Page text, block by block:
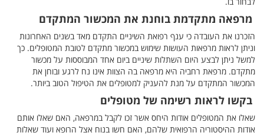
לבחור בו.
מרפאה מתקדמת בוחנת את המכשור המתקדם
הזכרנו את העובדה כי ענף רפואת השיניים התקדם מאד בשנים האחרונות
וניתן לראות מרפאות העושות שימוש במכשור מתקדם לטובת המטופלים. כך
למשל ניתן לבצע היום השתלות שיניים ביום אחד המבוססות על מכשור
מתקדם. מרפאת רחביה היא מרפאה בה הצוות אינו נח לרגע ובוחן את
המכשור המתקדם על מנת להעניק למטופלים את הטיפול הטוב ביותר.
בקשו לראות רשימה של מטופלים
שאלו את המטופלים אודות היחס אשר זכו לקבל במרפאה, האם שאלו אותם
אודות ההיסטוריה הרפואית שלהם, האם חשו בנוח אצל הרופא ועוד שאלות